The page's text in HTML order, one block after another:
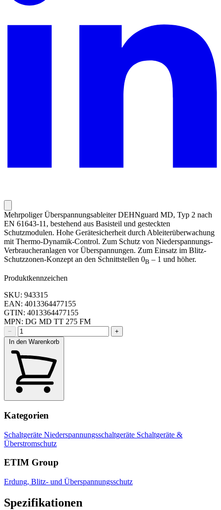
Mehrpoliger Überspannungsableiter DEHNguard MD, Typ 2 nach
EN 61643-11, bestehend aus Basisteil und gesteckten
Schutzmodulen. Hohe Gerätesicherheit durch Ableiterüberwachung
mit Thermo-Dynamik-Control. Zum Schutz von Niederspannungs-
Verbraucheranlagen vor Überspannungen. Zum Einsatz im Blitz-
Schutzzonen-Konzept an den Schnittstellen 0B – 1 und höher.
Produktkennzeichen
SKU: 943315
EAN: 4013364477155
GTIN: 4013364477155
MPN: DG MD TT 275 FM
−
+
In den Warenkorb
Kategorien
Schaltgeräte Niederspannungsschaltgeräte Schaltgeräte &
Überstromschutz
ETIM Group
Erdung, Blitz- und Überspannungsschutz
Spezifikationen